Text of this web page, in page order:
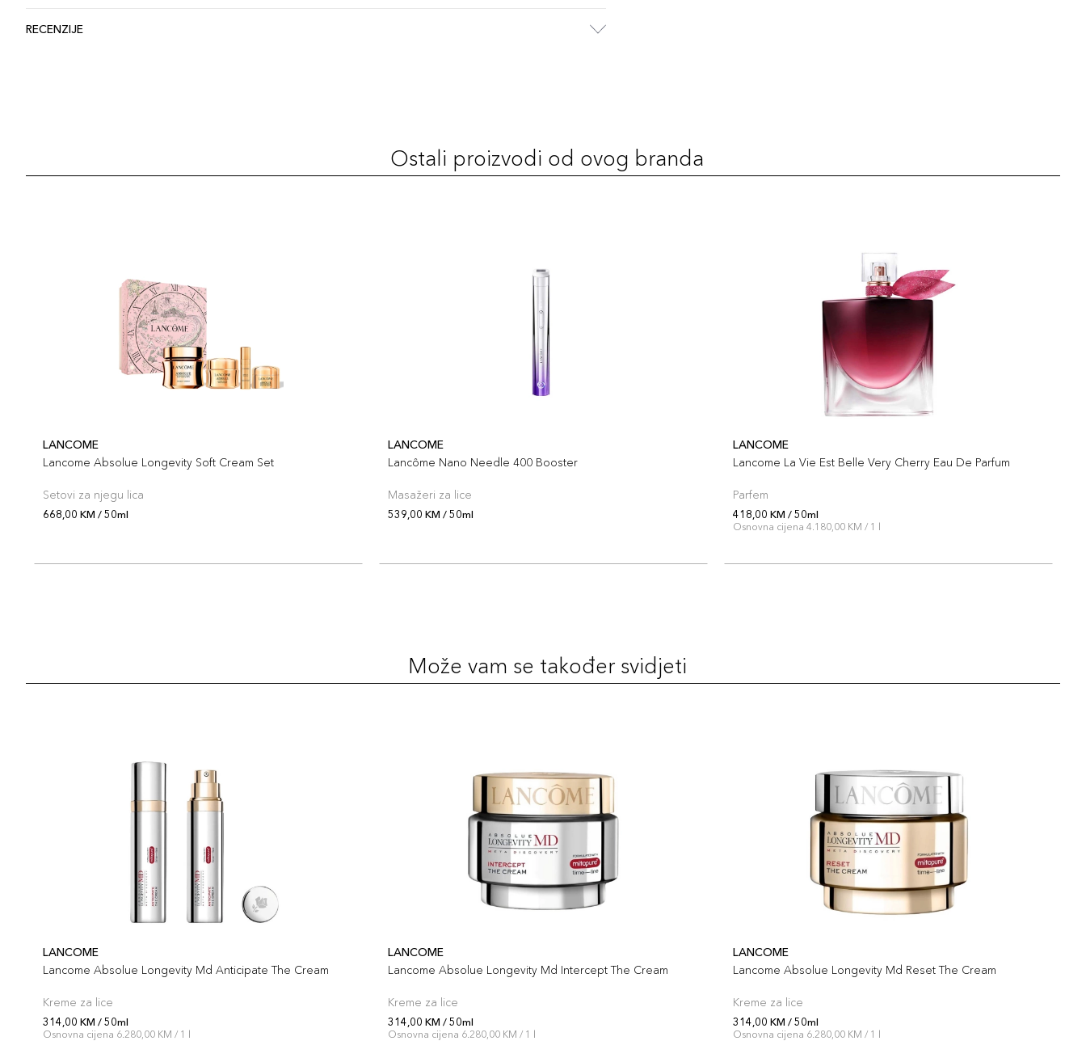
RECENZIJE
Ostali proizvodi od ovog branda
LANCOME
Lancome Absolue Longevity Soft Cream Set
Setovi za njegu lica
668,00 KM / 50ml
LANCOME
Lancôme Nano Needle 400 Booster
Masažeri za lice
539,00 KM / 50ml
LANCOME
Lancome La Vie Est Belle Very Cherry Eau De Parfum
Parfem
418,00 KM / 50ml
Osnovna cijena 4.180,00 KM / 1 l
Može vam se također svidjeti
LANCOME
Lancome Absolue Longevity Md Anticipate The Cream
Kreme za lice
314,00 KM / 50ml
Osnovna cijena 6.280,00 KM / 1 l
LANCOME
Lancome Absolue Longevity Md Intercept The Cream
Kreme za lice
314,00 KM / 50ml
Osnovna cijena 6.280,00 KM / 1 l
LANCOME
Lancome Absolue Longevity Md Reset The Cream
Kreme za lice
314,00 KM / 50ml
Osnovna cijena 6.280,00 KM / 1 l